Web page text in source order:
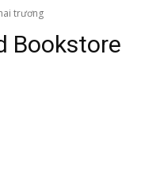
trương
Bookstore